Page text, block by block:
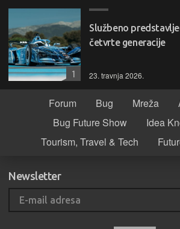
Službeno
četvrte generacije
23. travnja 2026.
1
Forum Bug Mreža
Bug Future Show
Idea
Tourism, Travel & Tech
Newsletter